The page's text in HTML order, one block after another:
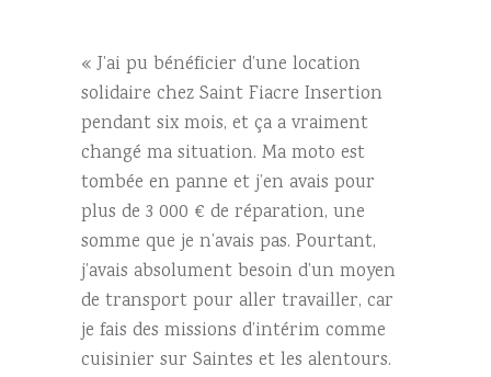
« J’ai pu bénéficier d’une location
solidaire chez Saint Fiacre Insertion
pendant six mois, et ça a vraiment
changé ma situation. Ma moto est
tombée en panne et j’en avais pour
plus de 3 000 € de réparation, une
somme que je n’avais pas. Pourtant,
j’avais absolument besoin d’un moyen
de transport pour aller travailler, car
je fais des missions d’intérim comme
cuisinier sur Saintes et les alentours.